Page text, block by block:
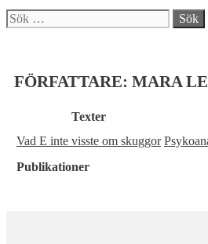
Sök
FÖRFATTARE: MARA
Texter
Vad E inte visste om skuggor
Publikationer